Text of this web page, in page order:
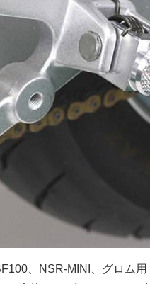
、NSR-MINI、グロム用